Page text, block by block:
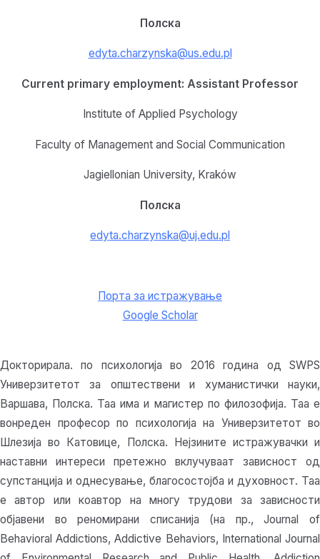
Полска
edyta.charzynska@us.edu.pl
Current primary employment: Assistant Professor
Institute of Applied Psychology
Faculty of Management and Social Communication
Jagiellonian University, Kraków
Полска
edyta.charzynska@uj.edu.pl
Порта за истражување
Google Scholar
Докторирала. по психологија во 2016 година од SWPS
Универзитетот за општествени и хуманистички науки,
Варшава, Полска. Таа има и магистер по филозофија. Таа е
вонреден професор по психологија на Универзитетот во
Шлезија во Катовице, Полска. Нејзините истражувачки и
наставни интереси претежно вклучуваат зависност од
супстанција и однесување, благосостојба и духовност. Таа
е автор или коавтор на многу трудови за зависности
објавени во реномирани списанија (на пр., Journal of
Behavioral Addictions, Addictive Behaviors, International Journal